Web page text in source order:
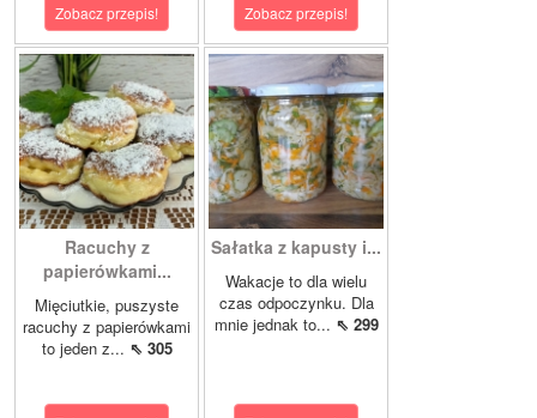
Zobacz przepis! Zobacz przepis!
Racuchy z
papierówkami...
Mięciutkie, puszyste
racuchy z papierówkami
to jeden z... ⇖ 305
Sałatka z kapusty i...
Wakacje to dla wielu
czas odpoczynku. Dla
mnie jednak to... ⇖ 299